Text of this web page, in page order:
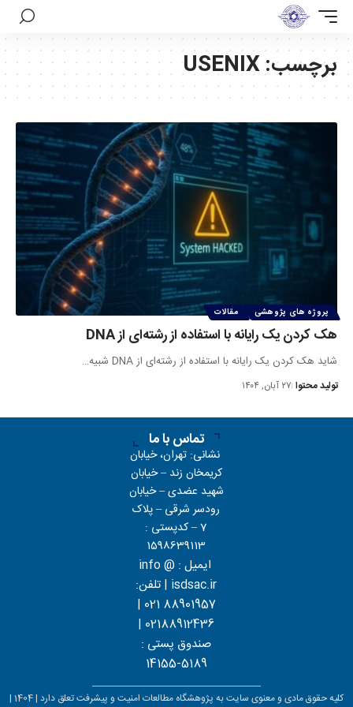
برچسب:USENIX
پروژه های پژوهشی مقالات
هک کردن یک رایانه با استفاده از رشته‌ای از DNA
شاید هک کردن یک رایانه با استفاده از رشته‌ای از DNA شبیه…
تولید محتوا ۲۷ آبان, ۱۴۰۴
تماس با ما
نشانی: تهران، خیابان
کریمخان زند – خیابان
شهید عضدی – خیابان
رودسر شرقی – پلاک
7 – کدپستی :
1598639113
ایمیل : info @
isdsac.ir | تلفن:
88901957 021 |
02188912436 |
صندوق پستی :
5189-14155
کلیه حقوق مادی و معنوی سایت به پژوهشگاه مطالعات امنیت و پیشرفت تعلق دارد | 1404 |